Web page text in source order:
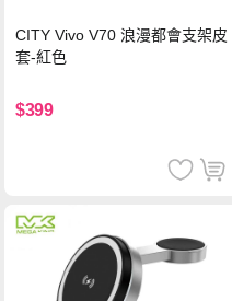
CITY Vivo V70 浪漫都會支架皮
套-紅色
$399